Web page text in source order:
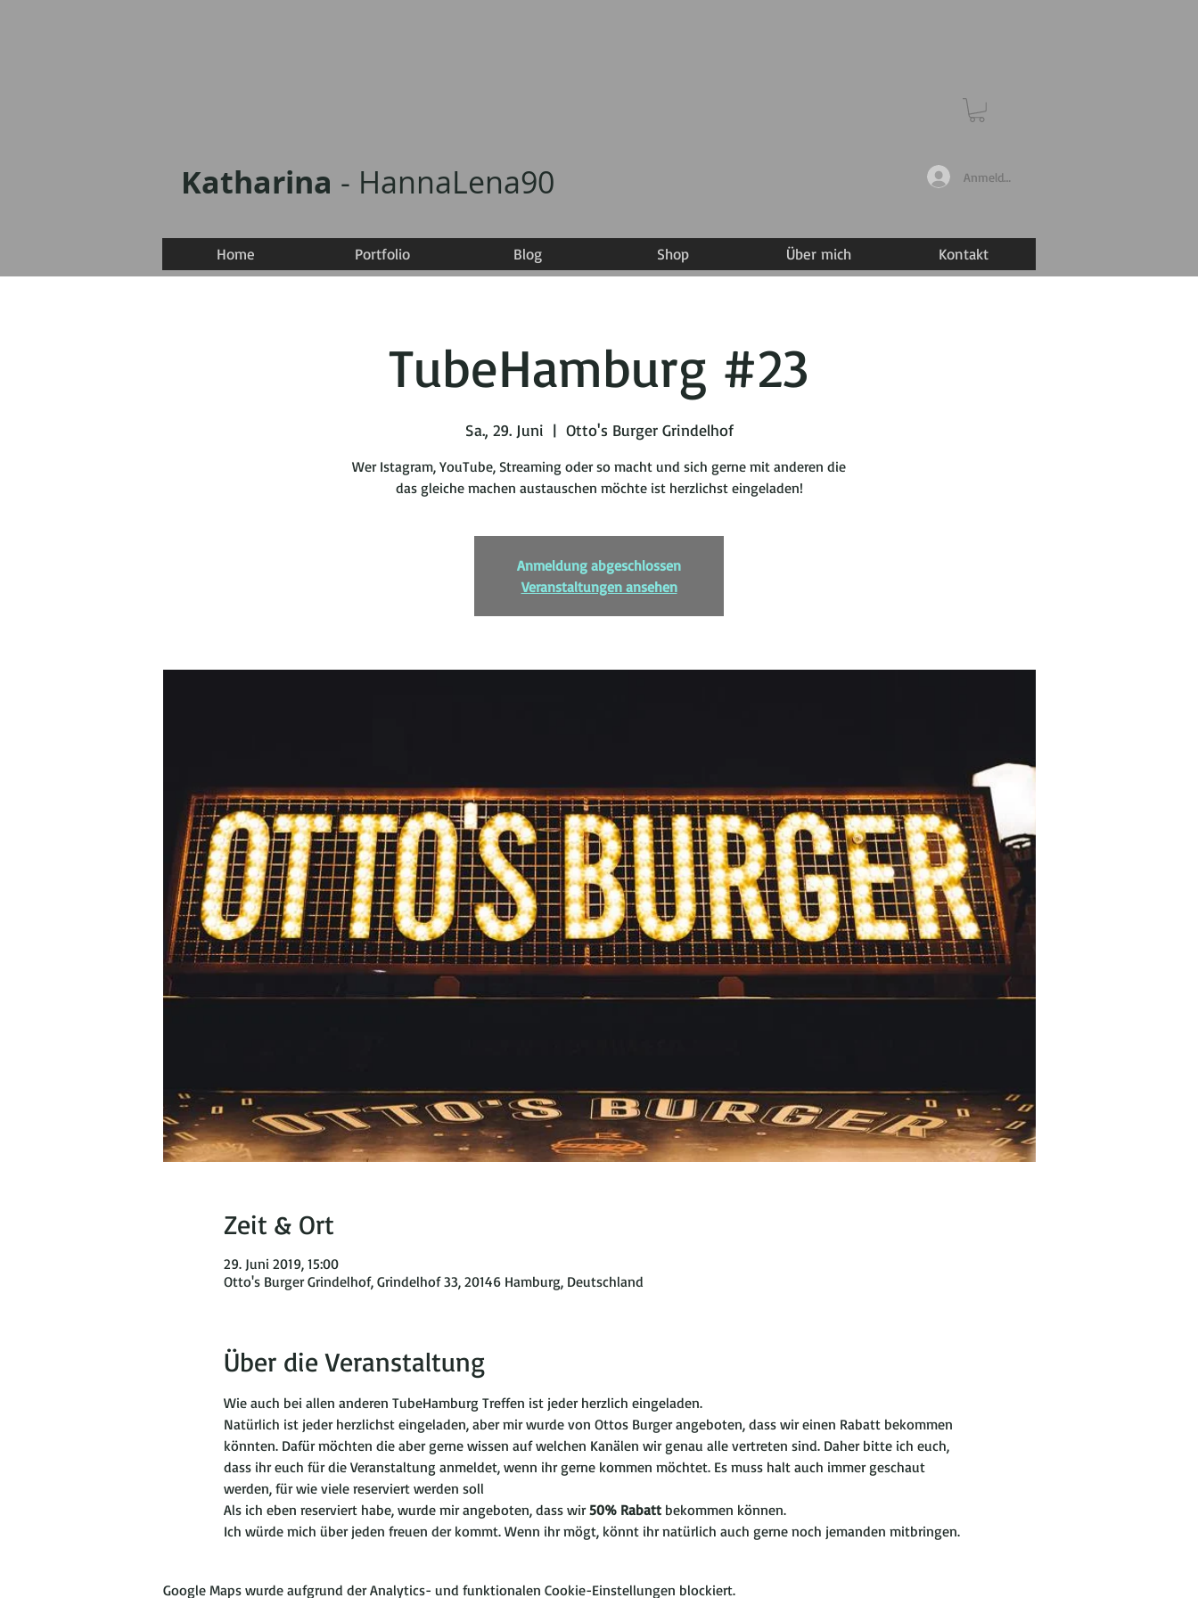
Katharina - HannaLena90 Anmelden
Home Portfolio Blog Shop Über mich Kontakt
TubeHamburg #23
Sa., 29. Juni
  |
Otto's Burger Grindelhof
Wer Istagram, YouTube, Streaming oder so macht und sich gerne mit anderen die
das gleiche machen austauschen möchte ist herzlichst eingeladen!
Anmeldung abgeschlossen
Veranstaltungen ansehen
Zeit & Ort
29. Juni 2019, 15:00
Otto's Burger Grindelhof, Grindelhof 33, 20146 Hamburg, Deutschland
Über die Veranstaltung
Wie auch bei allen anderen TubeHamburg Treffen ist jeder herzlich eingeladen.
Natürlich ist jeder herzlichst eingeladen, aber mir wurde von Ottos Burger angeboten, dass wir einen Rabatt bekommen
könnten. Dafür möchten die aber gerne wissen auf welchen Kanälen wir genau alle vertreten sind. Daher bitte ich euch,
dass ihr euch für die Veranstaltung anmeldet, wenn ihr gerne kommen möchtet. Es muss halt auch immer geschaut
werden, für wie viele reserviert werden soll
Als ich eben reserviert habe, wurde mir angeboten, dass wir 50% Rabatt bekommen können.
Ich würde mich über jeden freuen der kommt. Wenn ihr mögt, könnt ihr natürlich auch gerne noch jemanden mitbringen.
Google Maps wurde aufgrund der Analytics- und funktionalen Cookie-Einstellungen blockiert.